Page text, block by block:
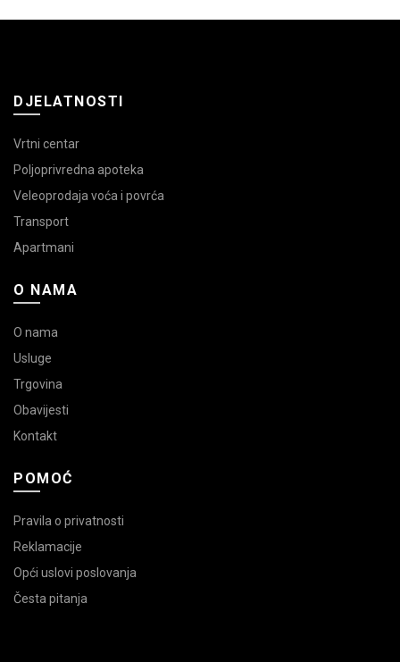
DJELATNOSTI
Vrtni centar
Poljoprivredna apoteka
Veleoprodaja voća i povrća
Transport
Apartmani
O NAMA
O nama
Usluge
Trgovina
Obavijesti
Kontakt
POMOĆ
Pravila o privatnosti
Reklamacije
Opći uslovi poslovanja
Česta pitanja